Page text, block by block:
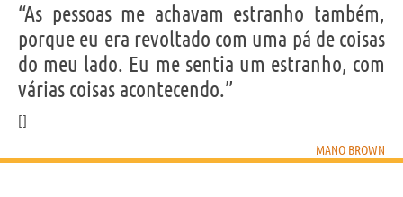
“As pessoas me achavam estranho também,
porque eu era revoltado com uma pá de coisas
do meu lado. Eu me sentia um estranho, com
várias coisas acontecendo.”
MANO BROWN